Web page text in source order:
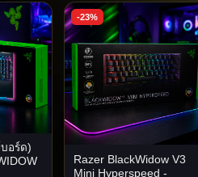
อร์ด)
-23%
Razer BlackWidow V3
Mini Hyperspeed -